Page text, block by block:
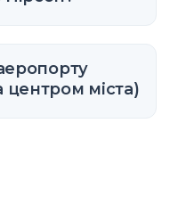
центром міста)